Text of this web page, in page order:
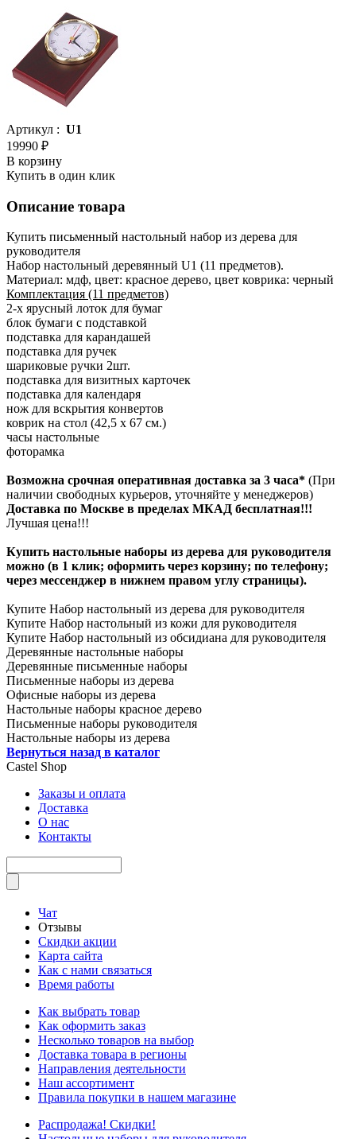
Артикул : U1
19990 ₽
В корзину
Купить в один клик
Описание товара
Купить письменный настольный набор из дерева для
руководителя
Набор настольный деревянный U1 (11 предметов).
Материал: мдф, цвет: красное дерево, цвет коврика: черный
Комплектация (11 предметов)
2-х ярусный лоток для бумаг
блок бумаги с подставкой
подставка для карандашей
подставка для ручек
шариковые ручки 2шт.
подставка для визитных карточек
подставка для календаря
нож для вскрытия конвертов
коврик на стол (42,5 х 67 см.)
часы настольные
фоторамка
Возможна срочная оперативная доставка за 3 часа* (При
наличии свободных курьеров, уточняйте у менеджеров)
Доставка по Москве в пределах МКАД бесплатная!!!
Лучшая цена!!!
Купить настольные наборы из дерева для руководителя
можно (в 1 клик; оформить через корзину; по телефону;
через мессенджер в нижнем правом углу страницы).
Купите Набор настольный из дерева для руководителя
Купите Набор настольный из кожи для руководителя
Купите Набор настольный из обсидиана для руководителя
Деревянные настольные наборы
Деревянные письменные наборы
Письменные наборы из дерева
Офисные наборы из дерева
Настольные наборы красное дерево
Письменные наборы руководителя
Настольные наборы из дерева
Вернуться назад в каталог
Castel Shop
Заказы и оплата
Доставка
О нас
Контакты
Чат
Отзывы
Скидки акции
Карта сайта
Как с нами связаться
Время работы
Как выбрать товар
Как оформить заказ
Несколько товаров на выбор
Доставка товара в регионы
Направления деятельности
Наш ассортимент
Правила покупки в нашем магазине
Распродажа! Скидки!